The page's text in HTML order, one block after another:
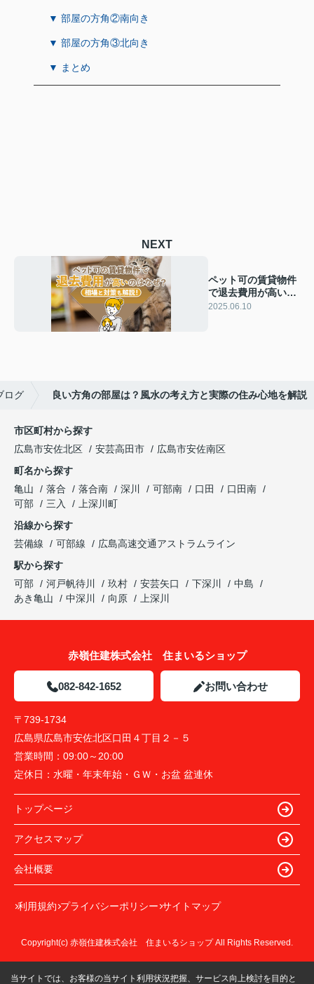
▼ 部屋の方角②南向き
▼ 部屋の方角③北向き
▼ まとめ
NEXT
ペット可の賃貸物件
で退去費用が高いの
はなぜ？相場と対策
2025.06.10
ログ 良い方角の部屋は？風水の考え方と実際の住み心地を解説
市区町村から探す
広島市安佐北区
安芸高田市
広島市安佐南区
町名から探す
亀山
落合 落合南 深川 可部南 口田
口田南
可部
三入
上深川町
沿線から探す
芸備線
可部線
広島高速交通アストラムライン
駅から探す
可部
河戸帆待川 玖村 安芸矢口 下深川
中島
あき亀山
中深川 向原 上深川
赤嶺住建株式会社 住まいるショップ
082-842-1652 お問い合わせ
〒739-1734
広島県広島市安佐北区口田４丁目２－５
営業時間： 09:00～20:00
定休日： 水曜・年末年始・ＧＷ・お盆 盆連休
トップページ
アクセスマップ
会社概要
利用規約 プライバシーポリシー サイトマップ
Copyright(c) 赤嶺住建株式会社 住まいるショップ All Rights Reserved.
当サイトでは、お客様の当サイト利用状況把握、サービス向上検討を目的と